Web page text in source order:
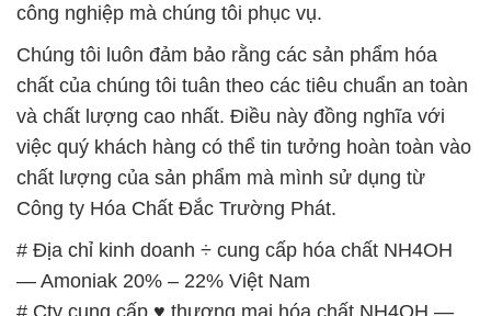
công nghiệp mà chúng tôi phục vụ.
Chúng tôi luôn đảm bảo rằng các sản phẩm hóa
chất của chúng tôi tuân theo các tiêu chuẩn an toàn
và chất lượng cao nhất. Điều này đồng nghĩa với
việc quý khách hàng có thể tin tưởng hoàn toàn vào
chất lượng của sản phẩm mà mình sử dụng từ
Công ty Hóa Chất Đắc Trường Phát.
# Địa chỉ kinh doanh ÷ cung cấp hóa chất NH4OH
— Amoniak 20% – 22% Việt Nam
# Cty cung cấp ♥ thương mại hóa chất NH4OH —